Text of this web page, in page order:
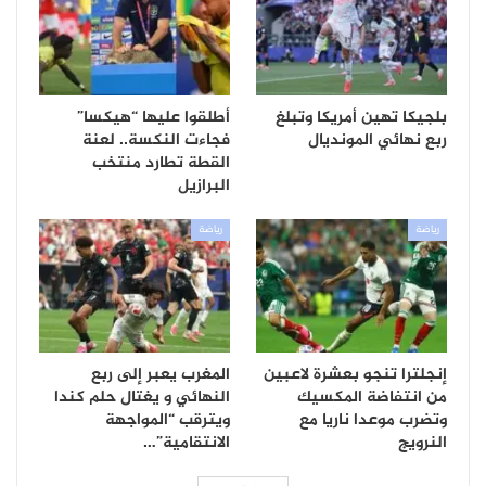
بلجيكا تهين أمريكا وتبلغ
ربع نهائي المونديال
أطلقوا عليها “هيكسا”
فجاءت النكسة.. لعنة
القطة تطارد منتخب
البرازيل
رياضة
إنجلترا تنجو بعشرة لاعبين
من انتفاضة المكسيك
وتضرب موعدا ناريا مع
النرويج
رياضة
المغرب يعبر إلى ربع
النهائي و يغتال حلم كندا
ويترقب “المواجهة
الانتقامية”…